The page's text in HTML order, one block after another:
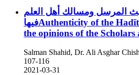
المرسل ومسالك أهل العلم
فيهاAuthenticity of the Hadīth al-Mursal and
the opinions of the Scholars
Salman Shahid, Dr. Ali Asghar
107-116
2021-03-31